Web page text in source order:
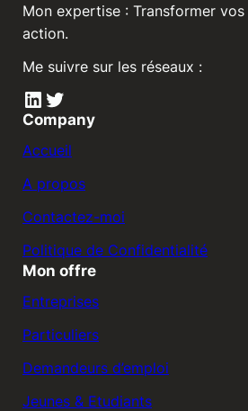
Mon expertise : Transformer
action.
Me suivre sur les réseaux :
LinkedIn Twitter
Company
Accueil
A propos
Contactez-moi
Politique de Confidentialité
Mon offre
Entreprises
Particuliers
Demandeurs d’emploi
Jeunes & Etudiants